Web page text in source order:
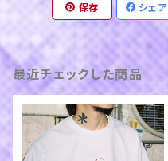
保存 シェア
最近チェックした商品